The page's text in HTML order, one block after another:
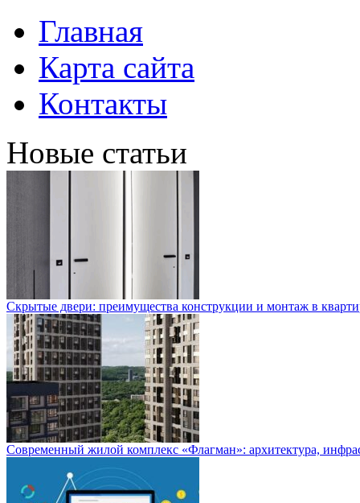
Главная
Карта сайта
Контакты
Новые статьи
Скрытые двери: преимущества конструкции и монтаж в
Современный жилой комплекс «Флагман»: архитектура,